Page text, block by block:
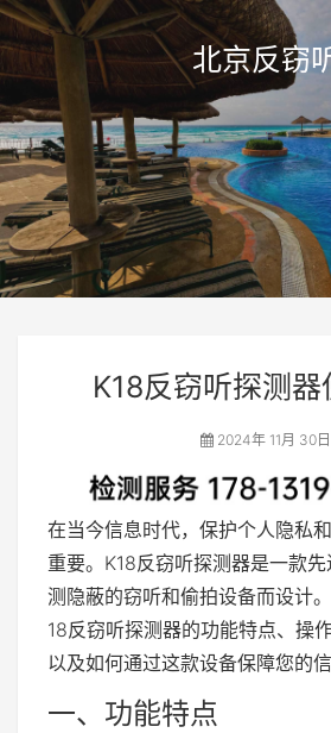
北京反窃
K18反窃听探测器
2024年 11月 30日
在当今信息时代，保护个人隐私
重要。K18反窃听探测器是一款
测隐蔽的窃听和偷拍设备而设计
18反窃听探测器的功能特点、操
以及如何通过这款设备保障您的信
一、功能特点